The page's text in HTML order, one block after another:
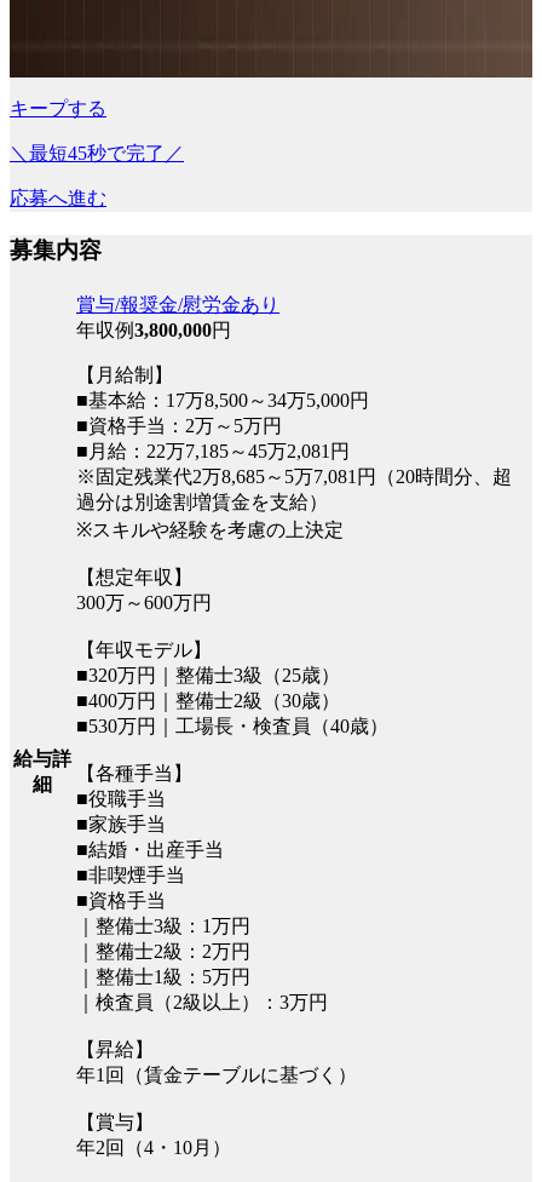
キープする
＼最短45秒で完了／
応募へ進む
募集内容
給与詳
細
賞与/報奨金/慰労金あり
年収例3,800,000円
【月給制】
■基本給：17万8,500～34万5,000円
■資格手当：2万～5万円
■月給：22万7,185～45万2,081円
※固定残業代2万8,685～5万7,081円（20時間分、超
過分は別途割増賃金を支給）
※スキルや経験を考慮の上決定
【想定年収】
300万～600万円
【年収モデル】
■320万円｜整備士3級（25歳）
■400万円｜整備士2級（30歳）
■530万円｜工場長・検査員（40歳）
【各種手当】
■役職手当
■家族手当
■結婚・出産手当
■非喫煙手当
■資格手当
｜整備士3級：1万円
｜整備士2級：2万円
｜整備士1級：5万円
｜検査員（2級以上）：3万円
【昇給】
年1回（賃金テーブルに基づく）
【賞与】
年2回（4・10月）